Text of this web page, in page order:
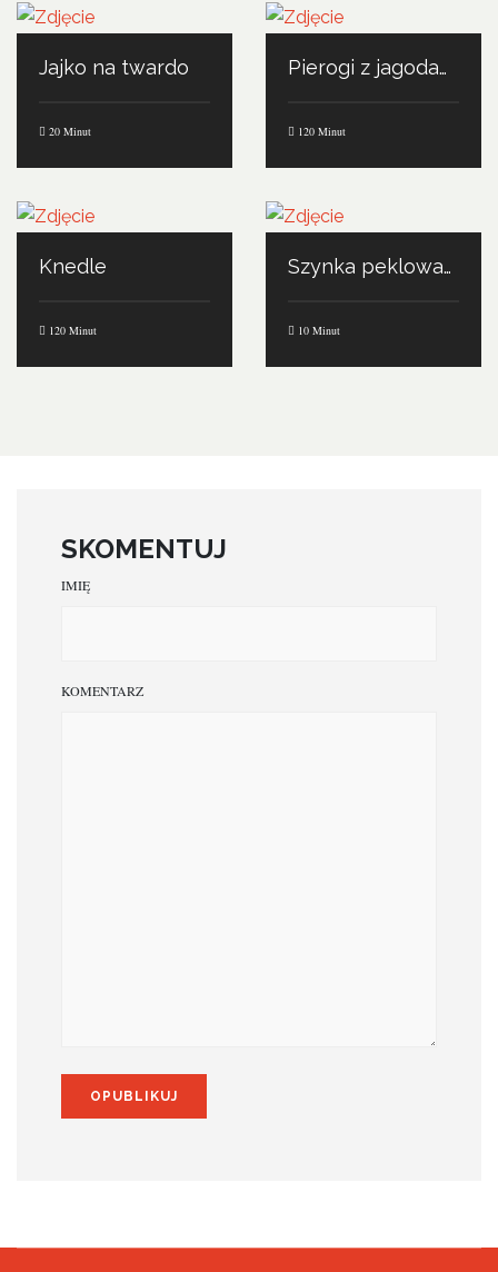
Jajko na twardo
20 Minut
Pierogi z jagodami
120 Minut
Knedle
120 Minut
Szynka peklowana
10 Minut
SKOMENTUJ
IMIĘ
KOMENTARZ